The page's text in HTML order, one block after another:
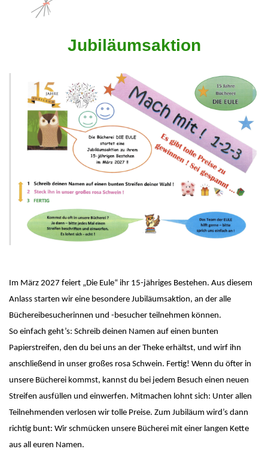
Jubiläumsaktion
Im März 2027 feiert „Die Eule“ ihr 15-jähriges Bestehen. Aus diesem
Anlass starten wir eine besondere Jubiläumsaktion, an der alle
Büchereibesucherinnen und -besucher teilnehmen können.
So einfach geht’s: Schreib deinen Namen auf einen bunten
Papierstreifen, den du bei uns an der Theke erhältst, und wirf ihn
anschließend in unser großes rosa Schwein. Fertig! Wenn du öfter in
unsere Bücherei kommst, kannst du bei jedem Besuch einen neuen
Streifen ausfüllen und einwerfen. Mitmachen lohnt sich: Unter allen
Teilnehmenden verlosen wir tolle Preise. Zum Jubiläum wird’s dann
richtig bunt: Wir schmücken unsere Bücherei mit einer langen Kette
aus all euren Namen.